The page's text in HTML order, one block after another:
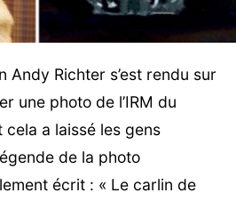
Andy Richter s’est rendu sur
une photo de l’IRM du
cela a laissé les gens
de la photo
écrit : « Le carlin de